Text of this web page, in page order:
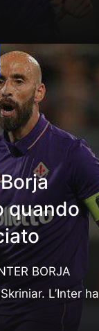
quando
BORJA
L’Inter ha